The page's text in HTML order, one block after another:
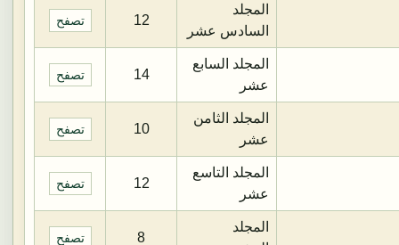
المجلد
السادس عشر
12 تصفح
المجلد السابع
عشر
14 تصفح
المجلد الثامن
عشر
10 تصفح
المجلد التاسع
عشر
12 تصفح
المجلد
8 تصفح